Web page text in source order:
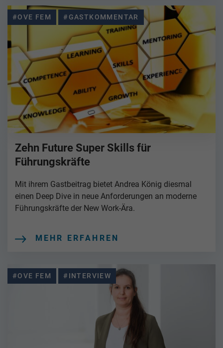
#OVE FEM #GASTKOMMENTAR
Zehn Future Super Skills für
Führungskräfte
Mit ihrem Gastbeitrag bietet Andrea König diesmal
einen Deep Dive in neue Anforderungen an moderne
Führungskräfte der New Work-Ära.
MEHR ERFAHREN
#OVE FEM #INTERVIEW